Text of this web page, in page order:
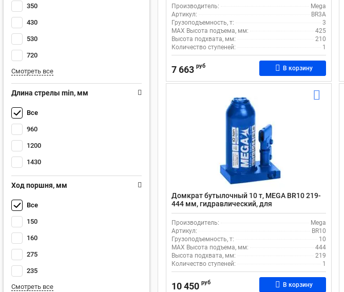
350
430
530
720
Смотреть все
Длина стрелы min, мм
Все
960
1200
1430
Ход поршня, мм
Все
150
160
275
235
Смотреть все
Производитель:
Mega
Артикул:
BR3A
Грузоподъемность, т:
3
MAX Высота подъема, мм:
425
Высота подхвата, мм:
210
Количество ступеней:
1
7 663 руб В корзину
Домкрат бутылочный 10 т, MEGA BR10 219-
444 мм, гидравлический, для
внедорожников, с ходом штока 225 мм
Производитель:
Mega
Артикул:
BR10
Грузоподъемность, т:
10
MAX Высота подъема, мм:
444
Высота подхвата, мм:
219
Количество ступеней:
1
10 450 руб В корзину